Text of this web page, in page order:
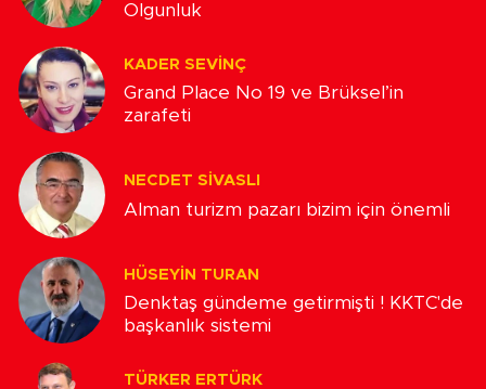
Olgunluk
KADER SEVINÇ
Grand Place No 19 ve Brüksel’in
zarafeti
NECDET SIVASLI
Alman turizm pazarı bizim için önemli
HÜSEYIN TURAN
Denktaş gündeme getirmişti ! KKTC'de
başkanlık sistemi
TÜRKER ERTÜRK